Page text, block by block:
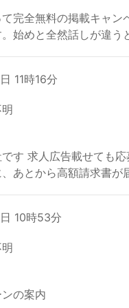
完全無料の掲載キャ
始めと全然話しが違
11時16分
す 求人広告載せても
あとから高額請求書
10時53分
の案内